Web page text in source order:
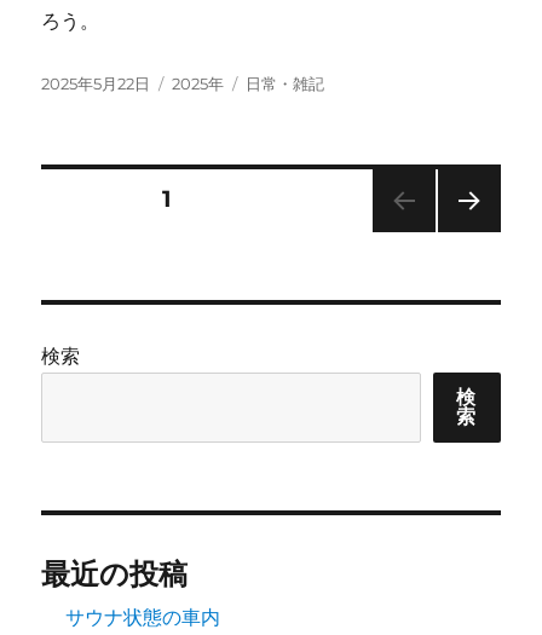
ろう。
投
2025年5月22日
カ
2025年
タ
日常・雑記
の
ペ
ー
送
り
固定ページ1
検索
検
索
最近の投稿
サウナ状態の車内